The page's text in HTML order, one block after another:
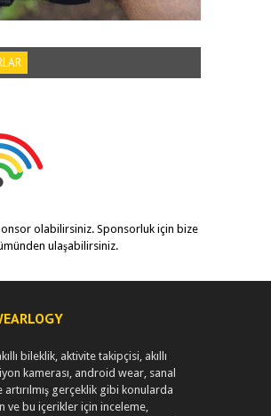
olabilirsiniz. Sponsorluk için bize
ulaşabilirsiniz.
bileklik, aktivite takipçisi, akıllı
kamerası, android wear, sanal
artırılmış gerçeklik gibi konularda
ve bu içerikler için inceleme,